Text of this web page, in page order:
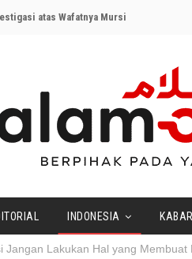
atas Wafatnya Mursi
INDONESIA
Jangan Lakukan Hal yang Membuat